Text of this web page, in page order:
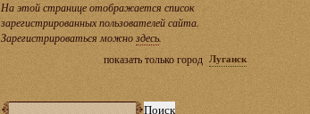
На этой странице отображается список
зарегистрированных пользователей сайта.
Зарегистрироваться можноздесь.
показать только город Луганск